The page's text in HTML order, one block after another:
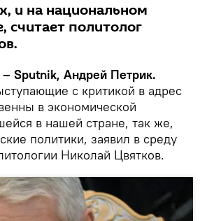
и на национальном
считает политолог
Sputnik, Андрей Петрик.
с критикой в адрес
в экономической
в нашей стране, так же,
политики, заявил в среду
Николай Цвятков.